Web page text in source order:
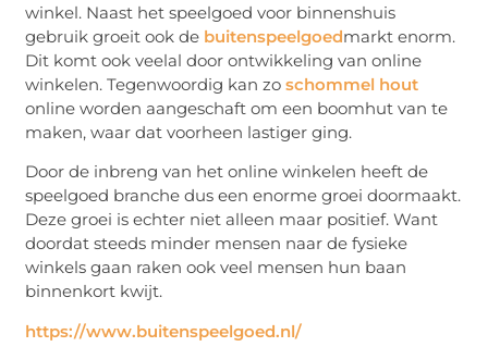
winkel. Naast het speelgoed voor binnenshuis
gebruik groeit ook de buitenspeelgoedmarkt enorm.
Dit komt ook veelal door ontwikkeling van online
winkelen. Tegenwoordig kan zoschommel hout
online worden aangeschaft om een boomhut van te
maken, waar dat voorheen lastiger ging.
Door de inbreng van het online winkelen heeft de
speelgoed branche dus een enorme groei doormaakt.
Deze groei is echter niet alleen maar positief. Want
doordat steeds minder mensen naar de fysieke
winkels gaan raken ook veel mensen hun baan
binnenkort kwijt.
https://www.buitenspeelgoed.nl/